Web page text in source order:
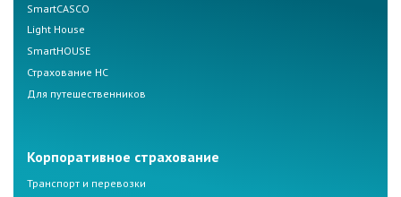
SmartCASCO
Light House
SmartHOUSE
Страхование НС
Для путешественников
Корпоративное страхование
Транспорт и перевозки